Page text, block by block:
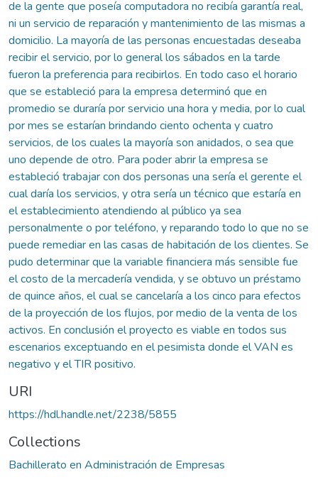
de la gente que poseía computadora no recibía garantía real,
ni un servicio de reparación y mantenimiento de las mismas a
domicilio. La mayoría de las personas encuestadas deseaba
recibir el servicio, por lo general los sábados en la tarde
fueron la preferencia para recibirlos. En todo caso el horario
que se estableció para la empresa determinó que en
promedio se duraría por servicio una hora y media, por lo cual
por mes se estarían brindando ciento ochenta y cuatro
servicios, de los cuales la mayoría son anidados, o sea que
uno depende de otro. Para poder abrir la empresa se
estableció trabajar con dos personas una sería el gerente el
cual daría los servicios, y otra sería un técnico que estaría en
el establecimiento atendiendo al público ya sea
personalmente o por teléfono, y reparando todo lo que no se
puede remediar en las casas de habitación de los clientes. Se
pudo determinar que la variable financiera más sensible fue
el costo de la mercadería vendida, y se obtuvo un préstamo
de quince años, el cual se cancelaría a los cinco para efectos
de la proyección de los flujos, por medio de la venta de los
activos. En conclusión el proyecto es viable en todos sus
escenarios exceptuando en el pesimista donde el VAN es
negativo y el TIR positivo.
URI
https://hdl.handle.net/2238/5855
Collections
Bachillerato en Administración de Empresas